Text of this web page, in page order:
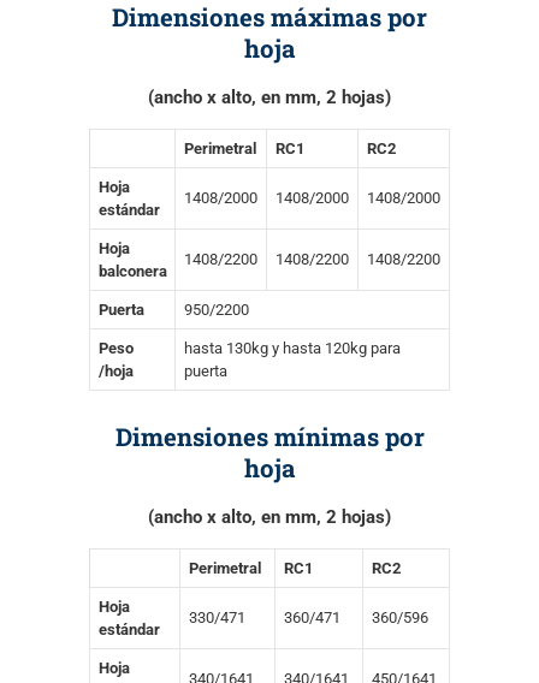
Dimensiones máximas por
hoja
(ancho x alto, en mm, 2 hojas)
Perimetral RC1 RC2
Hoja
estándar
1408/2000 1408/2000 1408/2000
Hoja
balconera
1408/2200 1408/2200 1408/2200
Puerta 950/2200
Peso
/hoja
hasta 130kg y hasta 120kg para
puerta
Dimensiones mínimas por
hoja
(ancho x alto, en mm, 2 hojas)
Perimetral RC1 RC2
Hoja
estándar
330/471 360/471 360/596
Hoja
340/1641 340/1641 450/1641